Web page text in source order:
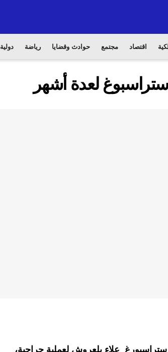
اقتصاد مجتمع حوادث وقضايا رياضة دولية
لعدة أشهر
علاء بلعروش لعملية جراحية،